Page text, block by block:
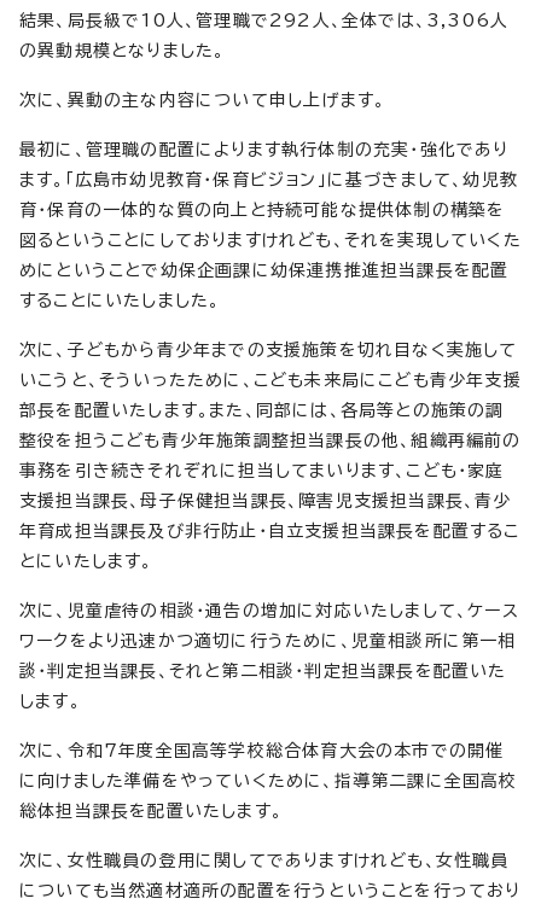
結果、局長級で10人、管理職で292人、全体では、3,306人
の異動規模となりました。
次に、異動の主な内容について申し上げます。
最初に、管理職の配置によります執行体制の充実・強化であり
ます。「広島市幼児教育・保育ビジョン」に基づきまして、幼児教
育・保育の一体的な質の向上と持続可能な提供体制の構築を
図るということにしておりますけれども、それを実現していくた
めにということで幼保企画課に幼保連携推進担当課長を配置
することにいたしました。
次に、子どもから青少年までの支援施策を切れ目なく実施して
いこうと、そういったために、こども未来局にこども青少年支援
部長を配置いたします。また、同部には、各局等との施策の調
整役を担うこども青少年施策調整担当課長の他、組織再編前の
事務を引き続きそれぞれに担当してまいります、こども・家庭
支援担当課長、母子保健担当課長、障害児支援担当課長、青少
年育成担当課長及び非行防止・自立支援担当課長を配置するこ
とにいたします。
次に、児童虐待の相談・通告の増加に対応いたしまして、ケース
ワークをより迅速かつ適切に行うために、児童相談所に第一相
談・判定担当課長、それと第二相談・判定担当課長を配置いた
します。
次に、令和7年度全国高等学校総合体育大会の本市での開催
に向けました準備をやっていくために、指導第二課に全国高校
総体担当課長を配置いたします。
次に、女性職員の登用に関してでありますけれども、女性職員
についても当然適材適所の配置を行うということを行っており